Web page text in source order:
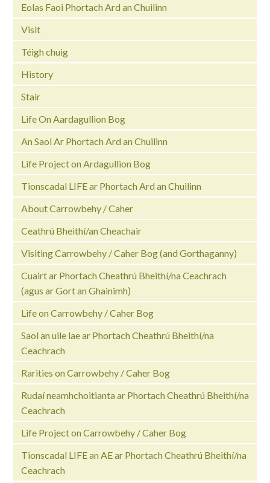
Eolas Faoi Phortach Ard an Chuilinn
Visit
Téigh chuig
History
Stair
Life On Aardagullion Bog
An Saol Ar Phortach Ard an Chuilinn
Life Project on Ardagullion Bog
Tionscadal LIFE ar Phortach Ard an Chuilinn
About Carrowbehy / Caher
Ceathrú Bheithí/an Cheachair
Visiting Carrowbehy / Caher Bog (and Gorthaganny)
Cuairt ar Phortach Cheathrú Bheithí/na Ceachrach
(agus ar Gort an Ghainimh)
Life on Carrowbehy / Caher Bog
Saol an uile lae ar Phortach Cheathrú Bheithí/na
Ceachrach
Rarities on Carrowbehy / Caher Bog
Rudaí neamhchoitianta ar Phortach Cheathrú Bheithí/na
Ceachrach
Life Project on Carrowbehy / Caher Bog
Tionscadal LIFE an AE ar Phortach Cheathrú Bheithí/na
Ceachrach